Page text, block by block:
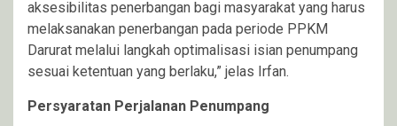
aksesibilitas penerbangan bagi masyarakat yang harus
melaksanakan penerbangan pada periode PPKM
Darurat melalui langkah optimalisasi isian penumpang
sesuai ketentuan yang berlaku,” jelas Irfan.
Persyaratan Perjalanan Penumpang